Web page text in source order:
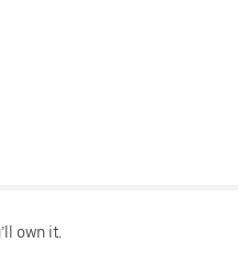
own it.